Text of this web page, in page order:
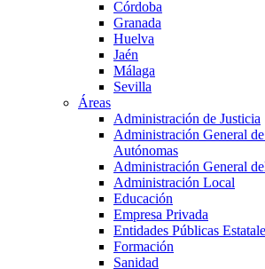
Córdoba
Granada
Huelva
Jaén
Málaga
Sevilla
Áreas
Administración de Justicia
Administración General
Autónomas
Administración General
Administración Local
Educación
Empresa Privada
Entidades Públicas
Formación
Sanidad